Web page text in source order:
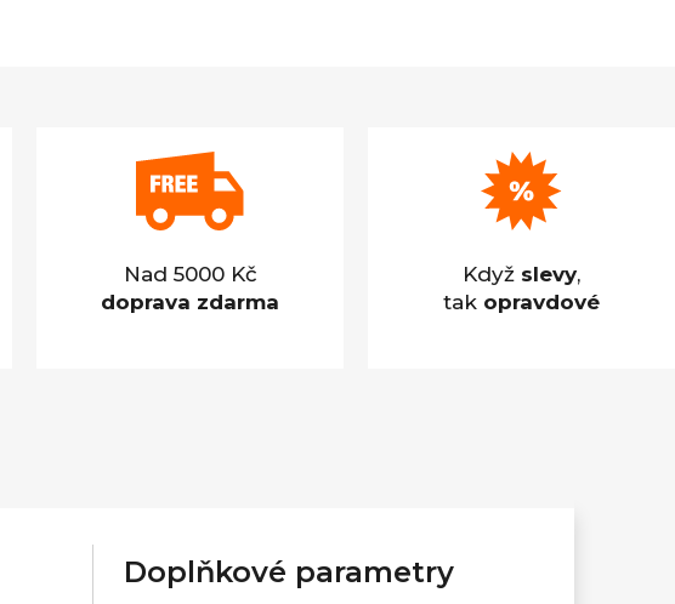
Nad 5000 Kč
doprava zdarma
Když slevy,
tak opravdové
Doplňkové parametry